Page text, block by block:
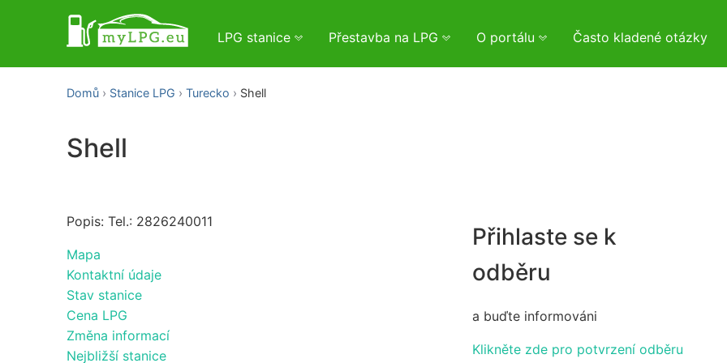
LPG stanice Přestavba na LPG O portálu Často kladené otázky
Domů Stanice LPG Turecko Shell
Shell
Popis: Tel.: 2826240011
Mapa
Kontaktní údaje
Stav stanice
Cena LPG
Změna informací
Nejbližší stanice
Přihlaste se k
odběru
a buďte informováni
Klikněte zde pro potvrzení odběru